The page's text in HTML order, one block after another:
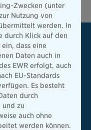
Ihren E-
Immer mehr
mit den
jetzt auch Ihren E-
Zwecken (unter
Nutzung von
werden. In
durch Klick auf den
dass eine
Daten auch in
EWR erfolgt, auch
EU-Standards
Es besteht
durch
und zu
auch ohne
werden können.